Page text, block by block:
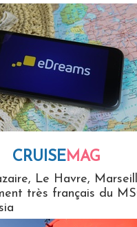
CRUISEMAG
Le Havre,
très français du